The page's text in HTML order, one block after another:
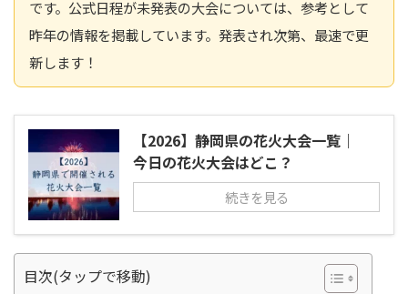
です。公式日程が未発表の大会については、参考として
昨年の情報を掲載しています。発表され次第、最速で更
新します！
【2026】静岡県の花火大会一覧｜
今日の花火大会はどこ？
続きを見る
目次(タップで移動)